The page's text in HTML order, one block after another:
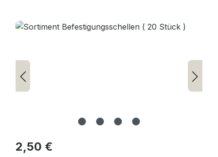
Bildergalerie überspringen
Regulärer Preis:
2,50 €